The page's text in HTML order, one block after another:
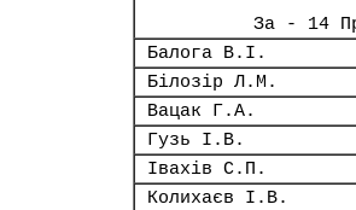
За - 14
Балога В.І.
Білозір Л.М.
Вацак Г.А.
Гузь І.В.
Івахів С.П.
Колихаєв І.В.